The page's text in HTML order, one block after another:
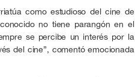
como estudioso del cine de
no tiene parangón en el
se percibe un interés por la
del cine”, comentó emocionada